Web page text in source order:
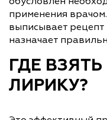
применения
выписывает
назначает
ГДЕ
ЛИРИКУ?